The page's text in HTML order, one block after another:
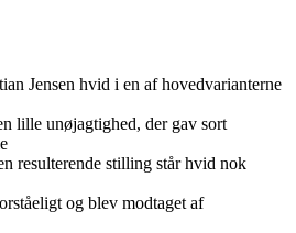
Jensen hvid i en af hovedvarianterne
lille unøjagtighed, der gav sort
resulterende stilling står hvid nok
og blev modtaget af